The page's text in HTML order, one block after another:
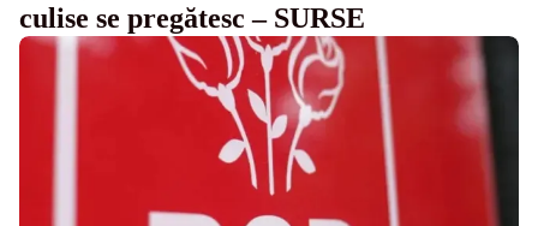
culise se pregătesc – SURSE